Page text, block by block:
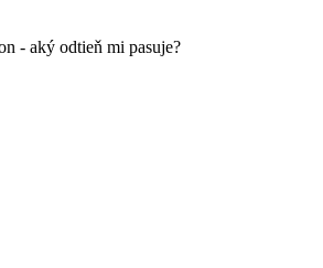
- aký odtieň mi pasuje?